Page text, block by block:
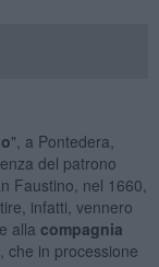
", a Pontedera,
del patrono
Faustino, nel 1660,
infatti, vennero
alla compagnia
, che in processione